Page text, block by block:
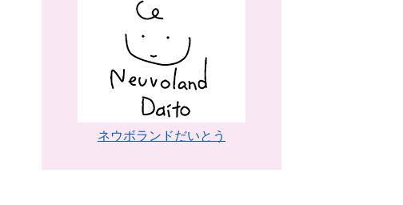
ネウボランドだいとう